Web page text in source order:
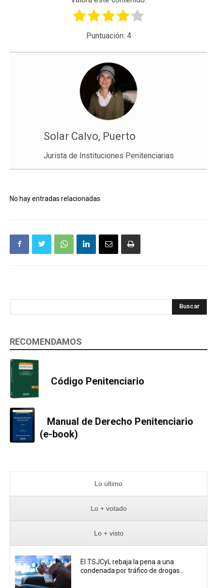
Puntuación: 4
Solar Calvo, Puerto
Jurista de Instituciones Penitenciarias
No hay entradas relacionadas
Buscar
RECOMENDAMOS
Código Penitenciario
Manual de Derecho Penitenciario
(e-book)
Lo último
Lo + votado
Lo + visto
El TSJCyL rebaja la pena a una
condenada por tráfico de drogas...